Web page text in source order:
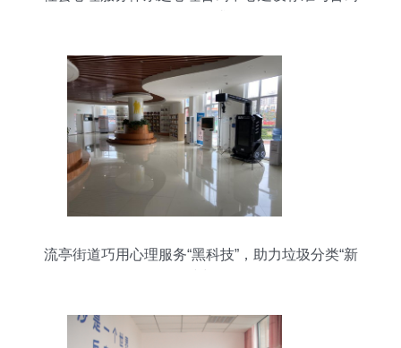
流亭街道巧用心理服务“黑科技”，助力垃圾分类“新